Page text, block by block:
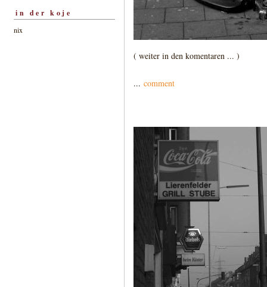
in der koje
nix
( weiter in den komentaren ... )
... comment